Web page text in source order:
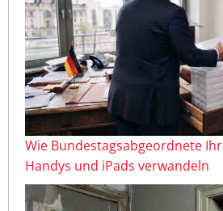
Wie Bundestagsabgeordnete
Handys und iPads verwandeln